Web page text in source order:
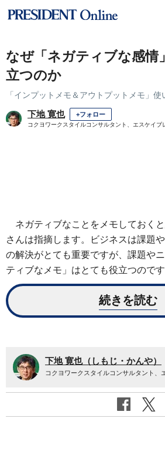
なぜ「ネガティブな感情
立つのか
「インプットメモ＆アウトプットメモ」使
下地 寛也 +フォロー
コクヨワークスタイルコンサルタント、エスケイブ
ネガティブなことをメモしておく
さんは指摘します。ビジネスは課題
の解決がとても重要ですが、課題や
ティブなメモ」はとても役立つので
続きを読む
下地 寛也（しもじ・かんや）
コクヨワークスタイルコンサルタント、